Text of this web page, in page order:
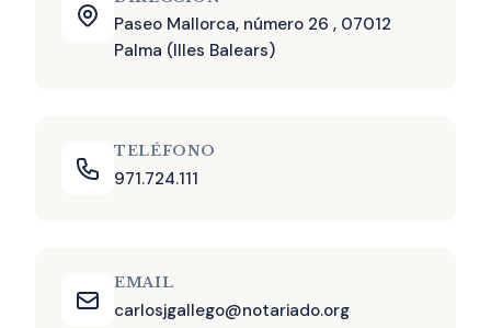
Paseo Mallorca, número 26 , 07012
Palma (Illes Balears)
TELÉFONO
971.724.111
EMAIL
carlosjgallego@notariado.org